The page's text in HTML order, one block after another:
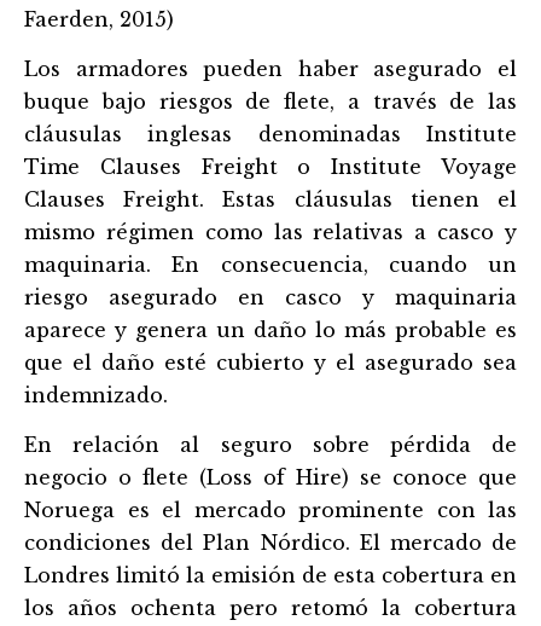
Faerden, 2015)
Los armadores pueden haber asegurado el
buque bajo riesgos de flete, a través de las
cláusulas inglesas denominadas Institute
Time Clauses Freight o Institute Voyage
Clauses Freight. Estas cláusulas tienen el
mismo régimen como las relativas a casco y
maquinaria. En consecuencia, cuando un
riesgo asegurado en casco y maquinaria
aparece y genera un daño lo más probable es
que el daño esté cubierto y el asegurado sea
indemnizado.
En relación al seguro sobre pérdida de
negocio o flete (Loss of Hire) se conoce que
Noruega es el mercado prominente con las
condiciones del Plan Nórdico. El mercado de
Londres limitó la emisión de esta cobertura en
los años ochenta pero retomó la cobertura